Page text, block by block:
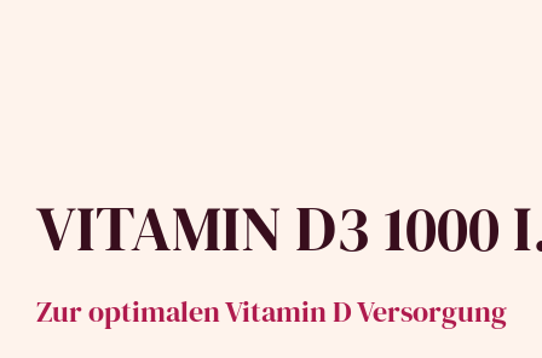
VITAMIN D3 1000
Zur optimalen Vitamin D Versorgung